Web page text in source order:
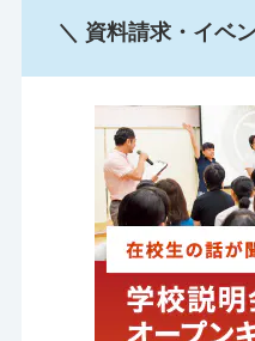
＼ 資料請求・イベ